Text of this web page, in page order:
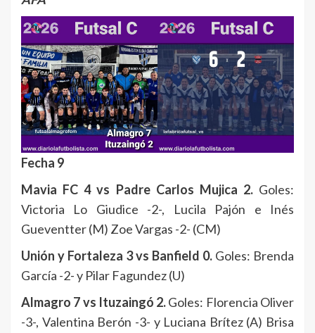
Fecha 9
Mavia FC 4 vs Padre Carlos Mujica 2.Goles:
Victoria Lo Giudice -2-, Lucila Pajón e Inés
Gueventter (M) Zoe Vargas -2- (CM)
Unión y Fortaleza 3 vs Banfield 0. Goles: Brenda
García -2- y Pilar Fagundez (U)
Almagro 7 vs Ituzaingó 2.Goles: Florencia Oliver
-3-, Valentina Berón -3- y Luciana Brítez (A) Brisa